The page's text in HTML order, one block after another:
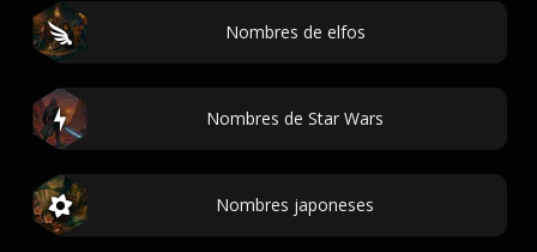
Nombres de elfos
Nombres de Star Wars
Nombres japoneses